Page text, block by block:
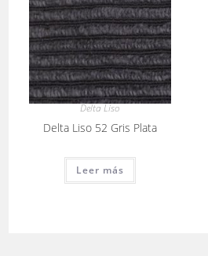
Delta Liso
Delta Liso 52 Gris Plata
Leer más